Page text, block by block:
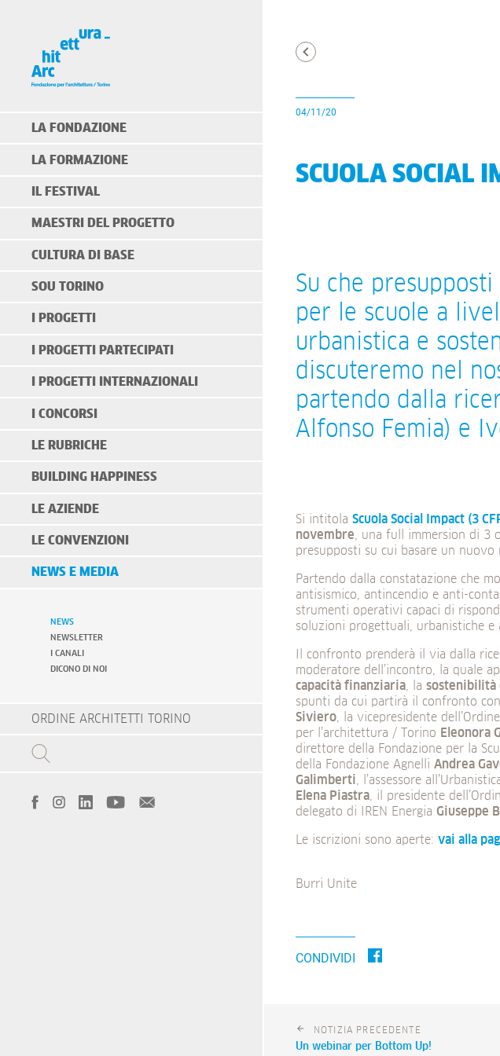
LA FONDAZIONE
LA FORMAZIONE
IL FESTIVAL
MAESTRI DEL PROGETTO
CULTURA DI BASE
SOU TORINO
I PROGETTI
I PROGETTI PARTECIPATI
I PROGETTI INTERNAZIONALI
I CONCORSI
LE RUBRICHE
BUILDING HAPPINESS
LE AZIENDE
LE CONVENZIONI
NEWS E MEDIA
NEWS
NEWSLETTER
I CANALI
DICONO DI NOI
ORDINE ARCHITETTI TORINO
04/11/20
SCUOLA SOCIAL
Su che
per le scuole a
urbanistica e
discuteremo nel
partendo dalla
Alfonso Femia) e
Si intitola Scuola Social Impact (3
novembre, una full immersion di 3
presupposti su cui basare un
Partendo dalla constatazione che
antisismico, antincendio e anti-
strumenti operativi capaci di
soluzioni progettuali, urbanistiche e
Il confronto prenderà il via dalla
moderatore dell’incontro, la quale
capacità finanziaria, la sostenibilità
spunti da cui partirà il confronto
Siviero, la vicepresidente
per l’architettura / Torino Eleonora
direttore della Fondazione per la
della Fondazione Agnelli Andrea
Galimberti, l’assessore
Elena Piastra, il presidente
delegato di IREN Energia Giuseppe
Le iscrizioni sono aperte: vai alla
Burri Unite
CONDIVIDI
NOTIZIA PRECEDENTE
Un webinar per Bottom Up!